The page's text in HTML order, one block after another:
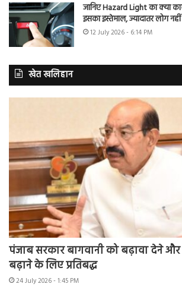
जानिए Hazard Light का क्या
इसका इस्तेमाल, ज्यादातर लोग
12 July 2026 - 6:14 PM
खेत खलिहान
पंजाब सरकार बागवानी को बढ़ावा देने
बढ़ाने के लिए प्रतिबद्ध
24 July 2026 - 1:45 PM